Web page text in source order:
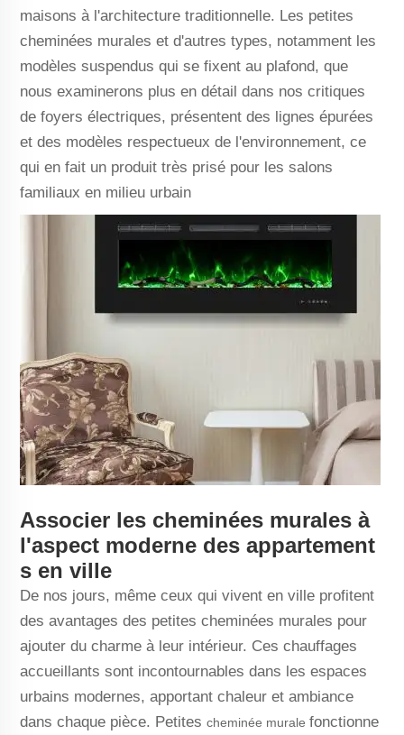
maisons à l'architecture traditionnelle. Les petites
cheminées murales et d'autres types, notamment les
modèles suspendus qui se fixent au plafond, que
nous examinerons plus en détail dans nos critiques
de foyers électriques, présentent des lignes épurées
et des modèles respectueux de l'environnement, ce
qui en fait un produit très prisé pour les salons
familiaux en milieu urbain
Associer les cheminées murales à
l'aspect moderne des appartement
s en ville
De nos jours, même ceux qui vivent en ville profitent
des avantages des petites cheminées murales pour
ajouter du charme à leur intérieur. Ces chauffages
accueillants sont incontournables dans les espaces
urbains modernes, apportant chaleur et ambiance
dans chaque pièce. Petites cheminée murale fonctionne